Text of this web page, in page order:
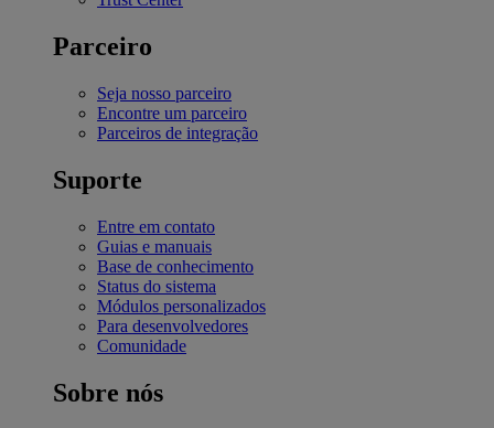
Parceiro
Seja nosso parceiro
Encontre um parceiro
Parceiros de integração
Suporte
Entre em contato
Guias e manuais
Base de conhecimento
Status do sistema
Módulos personalizados
Para desenvolvedores
Comunidade
Sobre nós